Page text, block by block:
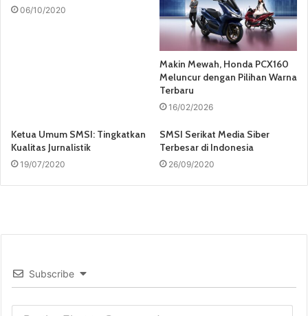
06/10/2020
Makin Mewah, Honda PCX160
Meluncur dengan Pilihan Warna
Terbaru
16/02/2026
Ketua Umum SMSI: Tingkatkan
Kualitas Jurnalistik
19/07/2020
SMSI Serikat Media Siber
Terbesar di Indonesia
26/09/2020
Subscribe